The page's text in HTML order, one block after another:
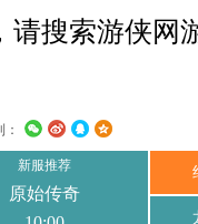
请搜索游侠网